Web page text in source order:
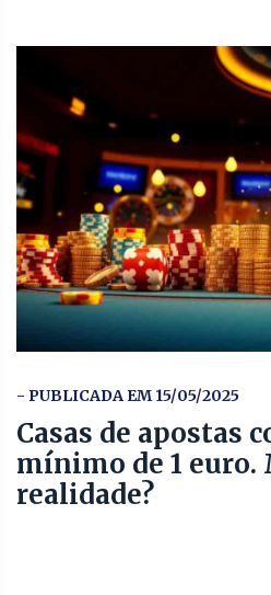
- PUBLICADA EM 15/05/2025
Casas de apostas
mínimo de 1 euro.
realidade?